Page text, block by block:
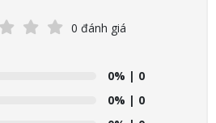
0 đánh giá
0% | 0
0% | 0